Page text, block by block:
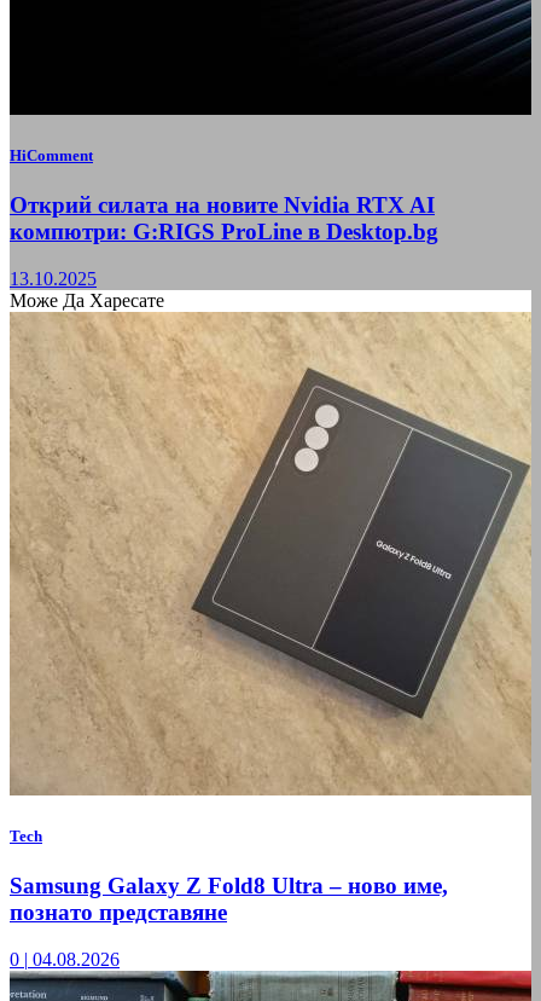
HiComment
Открий силата на новите Nvidia RTX AI
компютри: G:RIGS ProLine в Desktop.bg
13.10.2025
Може Да Харесате
Tech
Samsung Galaxy Z Fold8 Ultra – ново име,
познато представяне
0 | 04.08.2026